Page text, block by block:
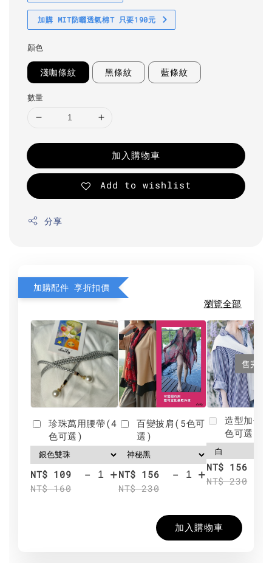
加購 MIT防曬透氣棉T 只要190元
顏色
淺咖條紋 黑條紋 藍條紋
數量
加入購物車
Add to wishlist
分享
加購配件 享折扣價
瀏覽全部
珍珠萬用腰帶(4
色可選)
NT$ 109
NT$ 160
- +
百變披肩(5色可
選)
NT$ 156
NT$ 230
- +
售完
造型加分
色可選)
NT$ 156
NT$ 230
加入購物車